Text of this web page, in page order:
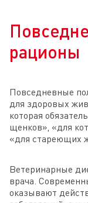
рационы
Повседневные
для здоровых
которая
щенков», «для
«для стареющих
Ветеринарные
врача.
оказывают